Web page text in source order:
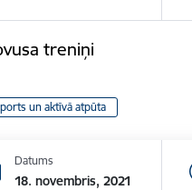
treniņi
un aktīvā atpūta
Datums
18. novembris, 2021